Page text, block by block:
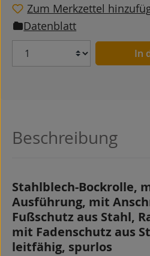
Zum Merkzettel
Datenblatt
Anzahl In
Beschreibung
Stahlblech-Bockrolle,
Ausführung, mit
Fußschutz aus Stahl,
mit Fadenschutz aus
leitfähig, spurlos